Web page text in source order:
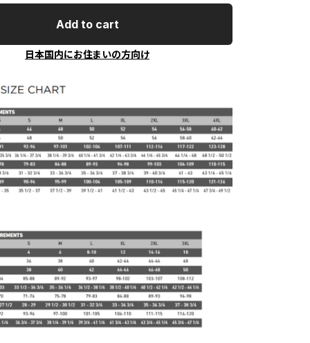
Add to cart
日本国内にお住まいの方向け